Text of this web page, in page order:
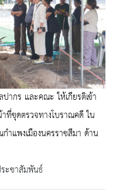
ากร และคณะ ให้เกียรติเข้า
ที่ขุดตรวจทางโบราณคดี ใน
ำแพงเมืองนครราชสีมา ด้าน
ะชาสัมพันธ์